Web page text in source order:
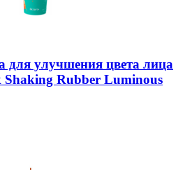
для улучшения цвета лица
Rubber Luminous